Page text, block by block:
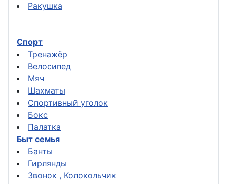
Ракушка
Спорт
Тренажёр
Велосипед
Мяч
Шахматы
Спортивный уголок
Бокс
Палатка
Быт семья
Банты
Гирлянды
Звонок , Колокольчик